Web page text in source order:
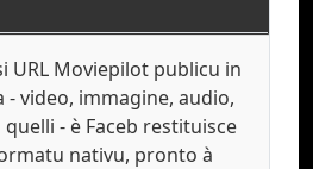
URL Moviepilot publicu in
- video, immagine, audio,
- è Faceb restituisce
nativu, pronto à